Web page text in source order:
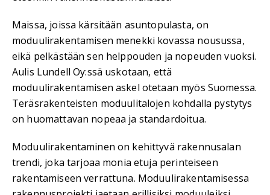
Maissa, joissa kärsitään asuntopulasta, on
moduulirakentamisen menekki kovassa nousussa,
eikä pelkästään sen helppouden ja nopeuden vuoksi.
Aulis Lundell Oy:ssä uskotaan, että
moduulirakentamisen askel otetaan myös Suomessa.
Teräsrakenteisten moduulitalojen kohdalla pystytys
on huomattavan nopeaa ja standardoitua.
Moduulirakentaminen on kehittyvä rakennusalan
trendi, joka tarjoaa monia etuja perinteiseen
rakentamiseen verrattuna. Moduulirakentamisessa